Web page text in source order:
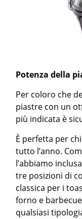
Potenza della
Per coloro che
piastre con un
più indicata è
È perfetta per
tutto l’anno.
l’abbiamo
tre posizioni di
classica per i
forno e
qualsiasi